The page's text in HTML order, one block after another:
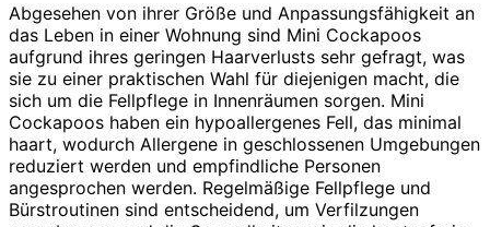
Abgesehen von ihrer Größe und Anpassungsfähigkeit an
das Leben in einer Wohnung sind Mini Cockapoos
aufgrund ihres geringen Haarverlusts sehr gefragt, was
sie zu einer praktischen Wahl für diejenigen macht, die
sich um die Fellpflege in Innenräumen sorgen. Mini
Cockapoos haben ein hypoallergenes Fell, das minimal
haart, wodurch Allergene in geschlossenen Umgebungen
reduziert werden und empfindliche Personen
angesprochen werden. Regelmäßige Fellpflege und
Bürstroutinen sind entscheidend, um Verfilzungen